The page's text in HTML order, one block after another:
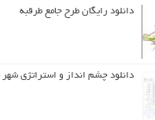
دانلود رایگان طرح جامع طرقبه
دانلود چشم انداز و استراتژی